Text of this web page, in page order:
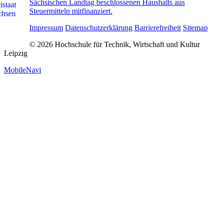
Sächsischen Landtag beschlossenen Haushalts aus
Steuermitteln mitfinanziert.
Impressum Datenschutzerklärung Barrierefreiheit Sitemap
© 2026 Hochschule für Technik, Wirtschaft und Kultur
Leipzig
MobileNavi